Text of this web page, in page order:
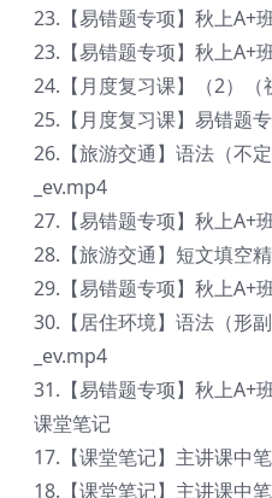
23.【易错题专项】秋上A+
23.【易错题专项】秋上A+
24.【月度复习课】（2）（
25.【月度复习课】易错题
26.【旅游交通】语法（不
_ev.mp4
27.【易错题专项】秋上A+
28.【旅游交通】短文填空
29.【易错题专项】秋上A+
30.【居住环境】语法（形
_ev.mp4
31.【易错题专项】秋上A+
课堂笔记
17.【课堂笔记】主讲课中
18.【课堂笔记】主讲课中